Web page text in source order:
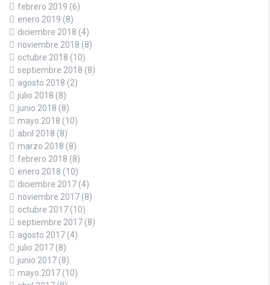
febrero 2019 (6)
enero 2019 (8)
diciembre 2018 (4)
noviembre 2018 (8)
octubre 2018 (10)
septiembre 2018 (8)
agosto 2018 (2)
julio 2018 (8)
junio 2018 (8)
mayo 2018 (10)
abril 2018 (8)
marzo 2018 (8)
febrero 2018 (8)
enero 2018 (10)
diciembre 2017 (4)
noviembre 2017 (8)
octubre 2017 (10)
septiembre 2017 (8)
agosto 2017 (4)
julio 2017 (8)
junio 2017 (8)
mayo 2017 (10)